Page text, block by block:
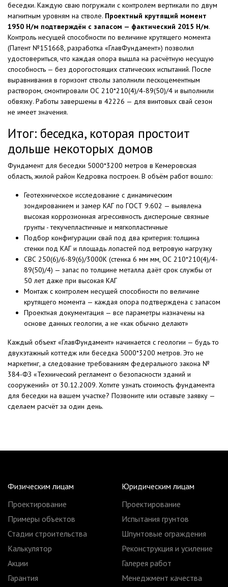
беседки. Каждую сваю погружали с контролем вертикали по двум
магнитным уровням на стволе. Проектный крутящий момент
1950 Н/м подтверждён с запасом — фактический 2015 Н/м.
Контроль несущей способности по величине крутящего момента
(Патент №151668, разработка «ГлавФундамент») позволил
удостовериться, что каждая опора вышла на расчётную несущую
способность — без дорогостоящих статических испытаний. После
выравнивания в горизонт стволы заполнили пескоцементным
раствором, смонтировали ОС 210*210(4)/4-89(50)/4 и выполнили
обвязку. Работы завершены в 42226 — для винтовых свай сезон
не имеет значения.
Итог: беседка, которая простоит
дольше некоторых домов
Фундамент для беседки 5000*3200 метров в Кемеровская
область, жилой район Кедровка построен. В объём работ вошло:
Геотехническое исследование с динамическим
зондированием и замер КАГ по ГОСТ 9.602 — выявлена
высокая коррозионная агрессивность дисперсные связные
грунты - текучепластичные и мягкопластичные
Подбор конфигурации свай под два критерия: толщина
стенки под КАГ и площадь лопастей под ветровую нагрузку
СВС 250(6)/6-89(6)/3000К (стенка 6 мм мм, ОС 210*210(4)/4-
89(50)/4) — запас по толщине металла даёт срок службы от
50 лет даже при высокая КАГ
Монтаж с контролем несущей способности по величине
крутящего момента — каждая опора подтверждена с запасом
Проектная документация — все параметры назначены на
основе данных геологии, а не «как обычно делают»
Каждый объект «ГлавФундамент» начинается с геологии — будь то
двухэтажный коттедж или беседка 5000*3200 метров. Это не
маркетинг, а следование требованиям федерального закона №
384-ФЗ «Технический регламент о безопасности зданий и
сооружений» от 30.12.2009. Хотите узнать стоимость фундамента
для беседки на вашем участке? Позвоните или оставьте заявку —
сделаем расчёт за один день.
Физическим лицам
Проектирование
Примеры объектов
Стадии строительства
Калькулятор
Акции
Гарантия
Юридическим лицам
Проектирование
Испытания грунтов
Шпунтовые ограждения
Реконструкция и усиление
Галерея работ
Менеджмент качества